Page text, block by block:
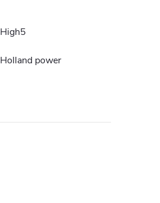
High5
Holland power